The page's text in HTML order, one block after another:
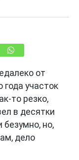
от
участок
то резко,
в десятки
безумно, но,
дело